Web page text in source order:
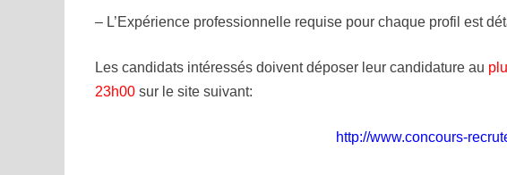
– L’Expérience professionnelle requise pour chaque profil est
Les candidats intéressés doivent déposer leur candidature au
23h00 sur le sitesuivant:
http://www.concours-